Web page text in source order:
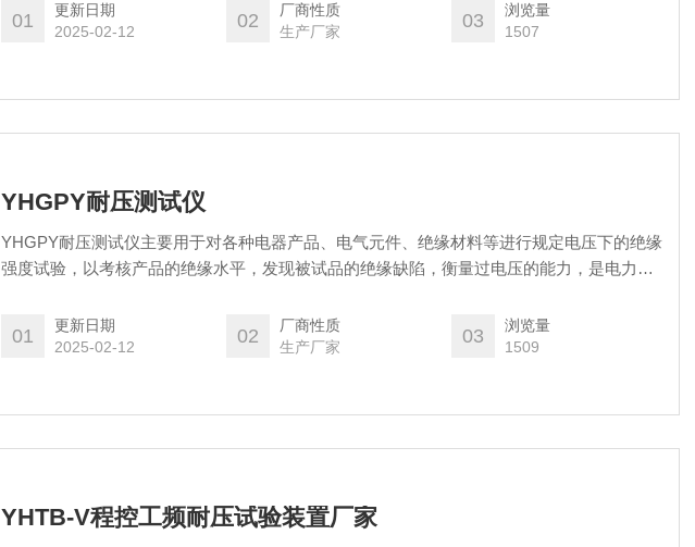
01
更新日期
2025-02-12
02
厂商性质
生产厂家
03
浏览量
1507
YHGPY耐压测试仪
YHGPY耐压测试仪主要用于对各种电器产品、电气元件、绝缘材料等进行规定电压下的绝缘
强度试验，以考核产品的绝缘水平，发现被试品的绝缘缺陷，衡量过电压的能力，是电力运
等需要耐压试验设备的shou选产品。
01
更新日期
2025-02-12
02
厂商性质
生产厂家
03
浏览量
1509
YHTB-V程控工频耐压试验装置厂家